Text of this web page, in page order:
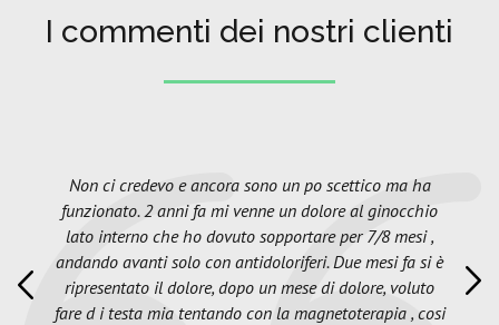
I commenti dei nostri clienti
Non ci credevo e ancora sono un po scettico ma ha
funzionato. 2 anni fa mi venne un dolore al ginocchio
lato interno che ho dovuto sopportare per 7/8 mesi ,
andando avanti solo con antidoloriferi. Due mesi fa si è
ripresentato il dolore, dopo un mese di dolore, voluto
fare d i testa mia tentando con la magnetoterapia , cosi